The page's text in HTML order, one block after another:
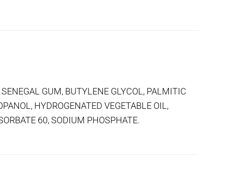
GUM, BUTYLENE GLYCOL, PALMITIC
HYDROGENATED VEGETABLE OIL,
60, SODIUM PHOSPHATE.